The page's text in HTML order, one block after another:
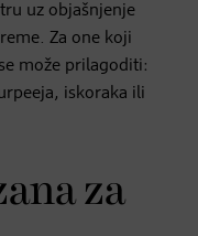
uz objašnjenje
Za one koji
može prilagoditi:
iskoraka ili
za